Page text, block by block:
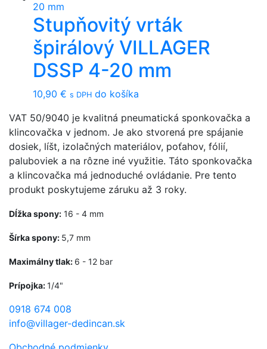
Stupňovitý vrták
špirálový VILLAGER
DSSP 4-20 mm
10,90 € s DPH do košíka
VAT 50/9040 je kvalitná pneumatická sponkovačka a
klincovačka v jednom. Je ako stvorená pre spájanie
dosiek, líšt, izolačných materiálov, poťahov, fólií,
paluboviek a na rôzne iné využitie. Táto sponkovačka
a klincovačka má jednoduché ovládanie. Pre tento
produkt poskytujeme záruku až 3 roky.
Dĺžka spony: 16 - 4 mm
Šírka spony: 5,7 mm
Maximálny tlak: 6 - 12 bar
Prípojka:1/4"
0918 674 008
info@villager-dedincan.sk